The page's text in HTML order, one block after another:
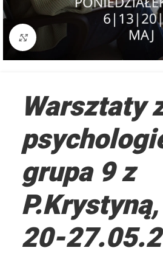
Kliknij aby powiększyć
Warsztaty
grupa 9 z
20-